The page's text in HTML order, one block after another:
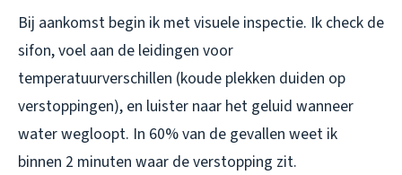
Bij aankomst begin ik met visuele inspectie. Ik check de
sifon, voel aan de leidingen voor
temperatuurverschillen (koude plekken duiden op
verstoppingen), en luister naar het geluid wanneer
water wegloopt. In 60% van de gevallen weet ik
binnen 2 minuten waar de verstopping zit.